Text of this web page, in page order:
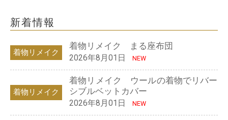
新着情報
着物リメイク
着物リメイク まる座布団
2026年8月01日
NEW
着物リメイク
着物リメイク ウールの着物でリバー
シブルベットカバー
2026年8月01日
NEW